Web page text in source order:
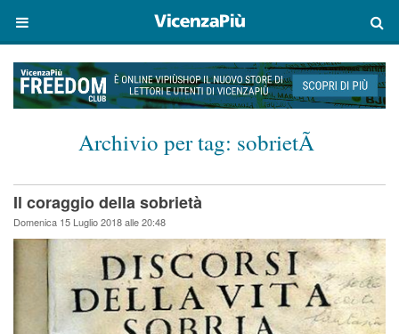
Archivio per tag: sobrietÃ
Il coraggio della sobrietà
Domenica 15 Luglio 2018 alle 20:48